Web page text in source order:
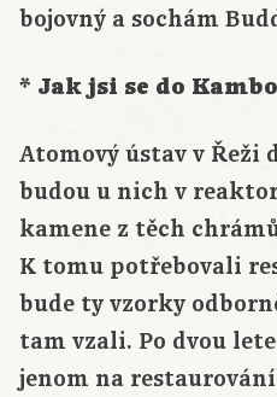
bojovný a sochám
* Jak jsi se do
Atomový ústav v Řeži
budou u nich v
kamene z těch
K tomu potřebovali
bude ty vzorky
tam vzali. Po dvou
jenom na